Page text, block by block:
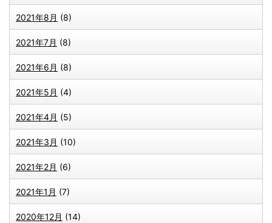
2021年8月 (8)
2021年7月 (8)
2021年6月 (8)
2021年5月 (4)
2021年4月 (5)
2021年3月 (10)
2021年2月 (6)
2021年1月 (7)
2020年12月 (14)